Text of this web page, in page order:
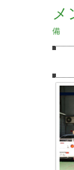
メ
備